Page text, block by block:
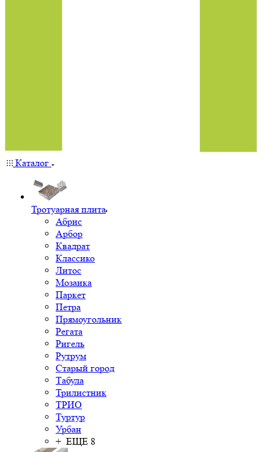
Каталог
Тротуарная плита
Абрис
Арбор
Квадрат
Классико
Литос
Мозаика
Паркет
Петра
Прямоугольник
Регата
Ригель
Рутрум
Старый город
Табула
Трилистник
ТРИО
Туртур
Урбан
+ ЕЩЕ 8